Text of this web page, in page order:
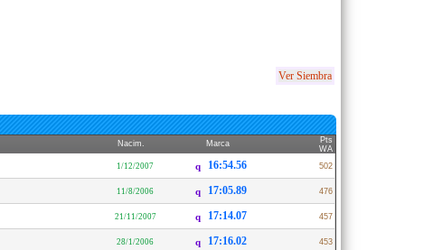
Ver Siembra
Nacim. Marca
Pts
WA
1/12/2007 q 16:54.56 502
11/8/2006 q 17:05.89 476
21/11/2007 q 17:14.07 457
28/1/2006 q 17:16.02 453